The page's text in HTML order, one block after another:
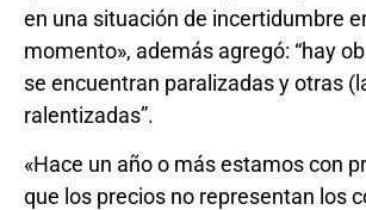
en una situación de incertidumbre
momento», además agregó: “hay
se encuentran paralizadas y otras
ralentizadas”.
«Hace un año o más estamos con
que los precios no representan los